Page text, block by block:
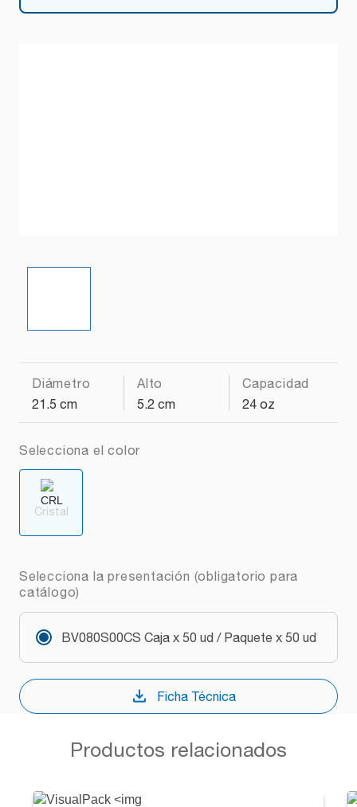
Diámetro
21.5 cm
Alto
5.2 cm
Capacidad
24 oz
Selecciona el color
Cristal
Selecciona la presentación (obligatorio para
catálogo)
BV080S00CS Caja x 50 ud / Paquete x 50 ud
Ficha Técnica
Productos relacionados